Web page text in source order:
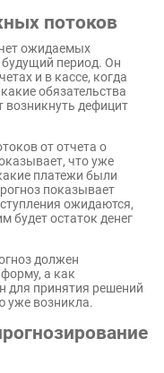
потоков
ожидаемых
период. Он
и в кассе, когда
обязательства
возникнуть дефицит
от отчета о
что уже
платежи были
показывает
ожидаются,
будет остаток денег
должен
а как
для принятия решений
уже возникла.